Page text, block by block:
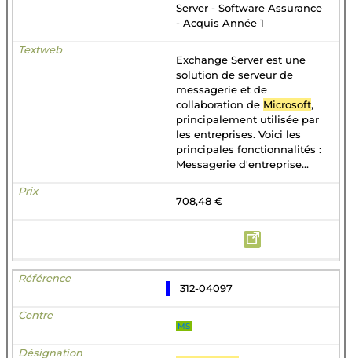
Server - Software Assurance
- Acquis Année 1
Exchange Server est une
solution de serveur de
messagerie et de
collaboration de Microsoft,
principalement utilisée par
les entreprises. Voici les
principales fonctionnalités :
Messagerie d'entreprise...
708,48 €
312-04097
MS